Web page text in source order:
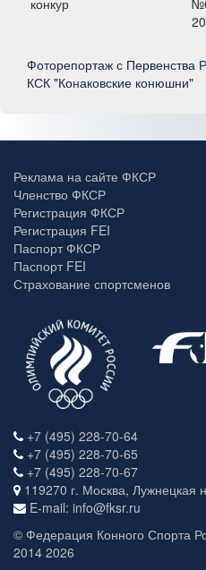
конкур
Фоторепортаж с Первенства
КСК "Конаковские конюшни"
Реклама на сайте ФКСР
Членство ФКСР
Регистрация ФКСР
Регистрация FEI
Паспорт ФКСР
Паспорт FEI
Страхование спортсменов
+7 (495) 228-70-64
+7 (495) 228-70-65
+7 (495) 228-70-67
119270 г. Москва,
E-mail: info@fksr.ru
© Федерация Конного Спорта
2014 2026